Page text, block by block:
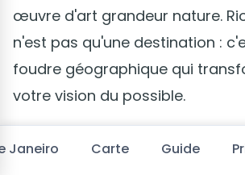
Janeiro Carte Guide
œuvre d'art grandeur nature.
n'est pas qu'une destination :
foudre géographique qui
votre vision du possible.
Rio, la destination qui réveille